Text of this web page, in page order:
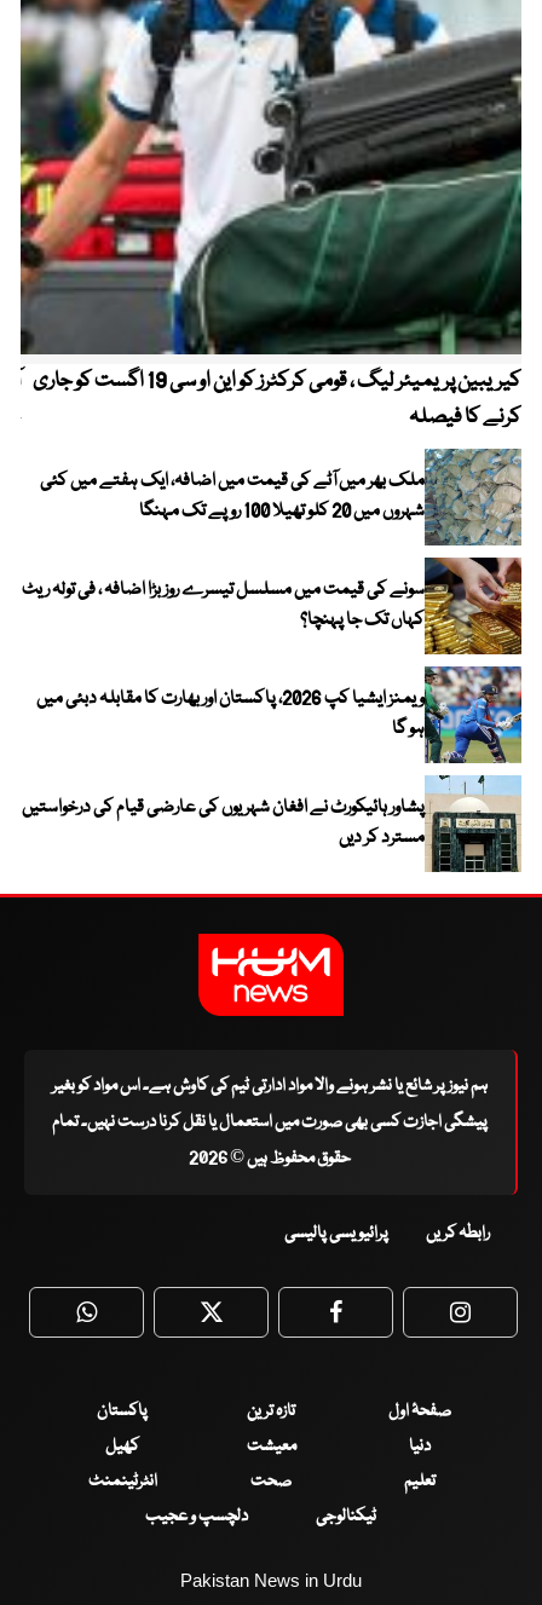
کیریبین پریمیئر لیگ ، قومی کرکٹرز کو این او سی 19 اگست کو جاری
کرنے کا فیصلہ
ملک بھر میں آٹے کی قیمت میں اضافہ، ایک ہفتے میں کئی
شہروں میں 20 کلو تھیلا 100 روپے تک مہنگا
سونے کی قیمت میں مسلسل تیسرے روز بڑا اضافہ ، فی تولہ ریٹ
کہاں تک جا پہنچا؟
ویمنز ایشیا کپ 2026، پاکستان اور بھارت کا مقابلہ دبئی میں
ہو گا
پشاور ہائیکورٹ نے افغان شہریوں کی عارضی قیام کی درخواستیں
مسترد کر دیں
ہم نیوز پر شائع یا نشر ہونے والا مواد ادارتی ٹیم کی کاوش ہے۔ اس مواد کو بغیر
پیشگی اجازت کسی بھی صورت میں استعمال یا نقل کرنا درست نہیں۔ تمام
حقوق محفوظ ہیں © 2026
رابطہ کریں پرائیویسی پالیسی
WhatsApp Twitter Facebook
صفحۂ اول تازہ ترین
پاکستان
دنیا
معیشت
کھیل
تعلیم
صحت
انٹرٹینمنٹ
ٹیکنالوجی
دلچسپ و عجیب
Pakistan News in Urdu